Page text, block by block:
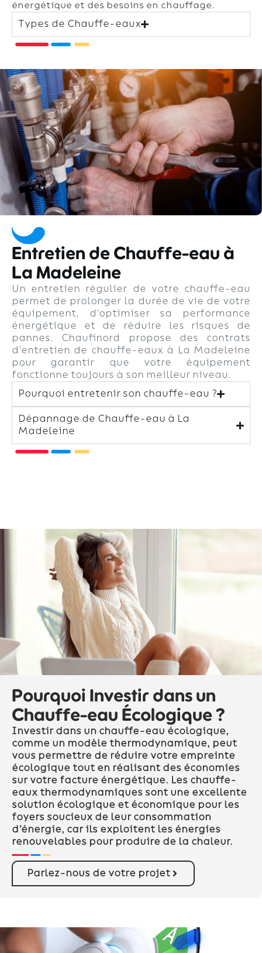
énergétique et des besoins en chauffage.
Types de Chauffe-eaux
Entretien de Chauffe-eau à
La Madeleine
Un entretien régulier de votre chauffe-eau
permet de prolonger la durée de vie de votre
équipement, d’optimiser sa performance
énergétique et de réduire les risques de
pannes. Chaufinord propose des contrats
d’entretien de chauffe-eaux à La Madeleine
pour garantir que votre équipement
fonctionne toujours à son meilleur niveau.
Pourquoi entretenir son chauffe-eau ?
Dépannage de Chauffe-eau à La
Madeleine
Pourquoi Investir dans un
Chauffe-eau Écologique ?
Investir dans un chauffe-eau écologique,
comme un modèle thermodynamique, peut
vous permettre de réduire votre empreinte
écologique tout en réalisant des économies
sur votre facture énergétique. Les chauffe-
eaux thermodynamiques sont une excellente
solution écologique et économique pour les
foyers soucieux de leur consommation
d’énergie, car ils exploitent les énergies
renouvelables pour produire de la chaleur.
Parlez-nous de votre projet